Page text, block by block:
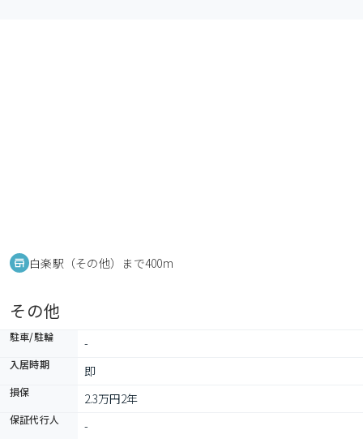
白楽駅（その他）まで400m
その他
駐車/駐輪 -
入居時期 即
損保 2.3万円2年
保証代行人 -